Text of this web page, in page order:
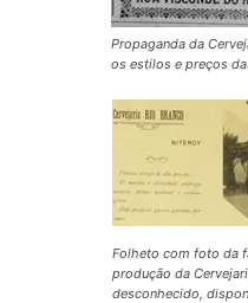
Propaganda da
os estilos e preços
Folheto com foto da
produção da
desconhecido,